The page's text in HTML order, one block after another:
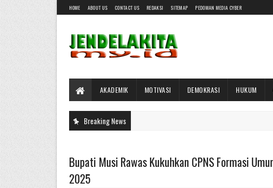
HOME ABOUT US CONTACT US REDAKSI SITEMAP PEDOMAN MEDIA CYBER
AKADEMIK MOTIVASI DEMOKRASI HUKUM
Breaking News
Bupati Musi Rawas Kukuhkan CPNS Formasi
2025